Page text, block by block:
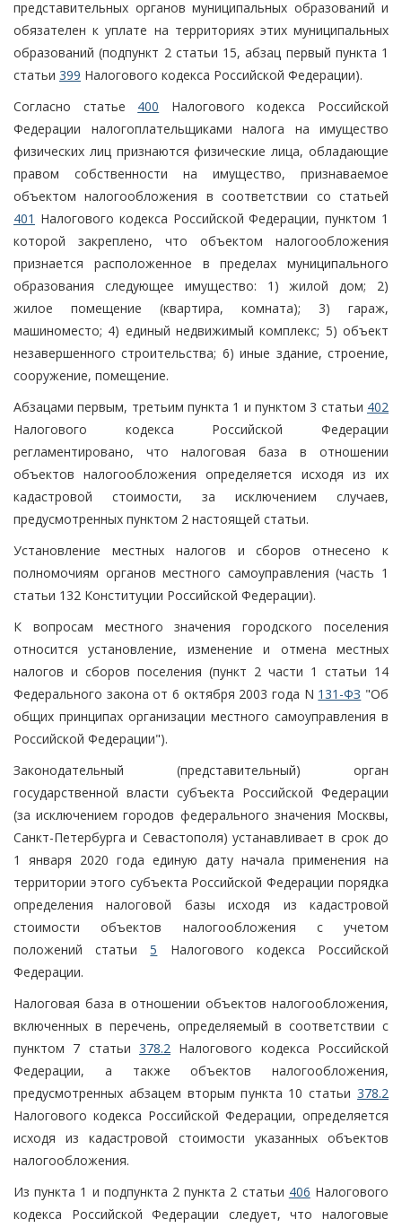
представительных органов муниципальных образований и
обязателен к уплате на территориях этих муниципальных
образований (подпункт 2 статьи 15, абзац первый пункта 1
статьи 399 Налогового кодекса Российской Федерации).
Согласно статье 400 Налогового кодекса Российской
Федерации налогоплательщиками налога на имущество
физических лиц признаются физические лица, обладающие
правом собственности на имущество, признаваемое
объектом налогообложения в соответствии со статьей
401 Налогового кодекса Российской Федерации, пунктом 1
которой закреплено, что объектом налогообложения
признается расположенное в пределах муниципального
образования следующее имущество: 1) жилой дом; 2)
жилое помещение (квартира, комната); 3) гараж,
машиноместо; 4) единый недвижимый комплекс; 5) объект
незавершенного строительства; 6) иные здание, строение,
сооружение, помещение.
Абзацами первым, третьим пункта 1 и пунктом 3 статьи 402
Налогового кодекса Российской Федерации
регламентировано, что налоговая база в отношении
объектов налогообложения определяется исходя из их
кадастровой стоимости, за исключением случаев,
предусмотренных пунктом 2 настоящей статьи.
Установление местных налогов и сборов отнесено к
полномочиям органов местного самоуправления (часть 1
статьи 132 Конституции Российской Федерации).
К вопросам местного значения городского поселения
относится установление, изменение и отмена местных
налогов и сборов поселения (пункт 2 части 1 статьи 14
Федерального закона от 6 октября 2003 года N 131-ФЗ "Об
общих принципах организации местного самоуправления в
Российской Федерации").
Законодательный (представительный) орган
государственной власти субъекта Российской Федерации
(за исключением городов федерального значения Москвы,
Санкт-Петербурга и Севастополя) устанавливает в срок до
1 января 2020 года единую дату начала применения на
территории этого субъекта Российской Федерации порядка
определения налоговой базы исходя из кадастровой
стоимости объектов налогообложения с учетом
положений статьи5 Налогового кодекса Российской
Федерации.
Налоговая база в отношении объектов налогообложения,
включенных в перечень, определяемый в соответствии с
пунктом 7 статьи 378.2 Налогового кодекса Российской
Федерации, а также объектов налогообложения,
предусмотренных абзацем вторым пункта 10 статьи 378.2
Налогового кодекса Российской Федерации, определяется
исходя из кадастровой стоимости указанных объектов
налогообложения.
Из пункта 1 и подпункта 2 пункта 2 статьи 406 Налогового
кодекса Российской Федерации следует, что налоговые